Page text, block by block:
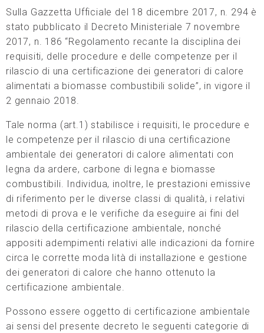
Sulla Gazzetta Ufficiale del 18 dicembre 2017, n. 294 è
stato pubblicato il Decreto Ministeriale 7 novembre
2017, n. 186 “Regolamento recante la disciplina dei
requisiti, delle procedure e delle competenze per il
rilascio di una certificazione dei generatori di calore
alimentati a biomasse combustibili solide”, in vigore il
2 gennaio 2018.
Tale norma (art.1) stabilisce i requisiti, le procedure e
le competenze per il rilascio di una certificazione
ambientale dei generatori di calore alimentati con
legna da ardere, carbone di legna e biomasse
combustibili. Individua, inoltre, le prestazioni emissive
di riferimento per le diverse classi di qualità, i relativi
metodi di prova e le verifiche da eseguire ai fini del
rilascio della certificazione ambientale, nonché
appositi adempimenti relativi alle indicazioni da fornire
circa le corrette moda lità di installazione e gestione
dei generatori di calore che hanno ottenuto la
certificazione ambientale.
Possono essere oggetto di certificazione ambientale
ai sensi del presente decreto le seguenti categorie di